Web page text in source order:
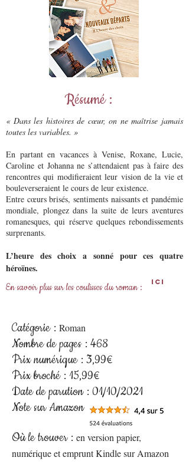
Résumé :
« Dans les histoires de cœur, on ne maîtrise jamais
toutes les variables. »
En partant en vacances à Venise, Roxane, Lucie,
Caroline et Johanna ne s’attendaient pas à faire des
rencontres qui modifieraient leur vision de la vie et
bouleverseraient le cours de leur existence.
Entre cœurs brisés, sentiments naissants et pandémie
mondiale, plongez dans la suite de leurs aventures
romanesques, qui réserve quelques rebondissements
surprenants.
L’heure des choix a sonné pour ces quatre
héroïnes.
En savoir plus sur les coulisses du roman :
Ici
Catégorie : Roman
Nombre de pages : 468
Prix numérique : 3,99€
Prix broché : 15,99€
Date de parution : 01/10/2021
Note sur Amazon :
Où le trouver : en version papier,
numérique et emprunt Kindle sur Amazon